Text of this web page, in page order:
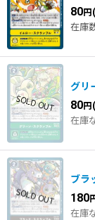
80円
在庫
グリ
80円
在庫
ブラ
180
在庫